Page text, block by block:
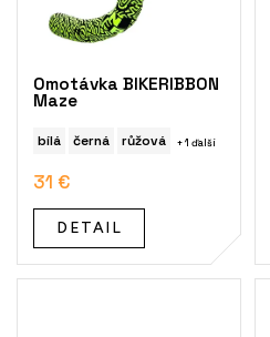
Omotávka BIKERIBBON
Maze
bílá černá růžová + 1 ďalší
31 €
DETAIL